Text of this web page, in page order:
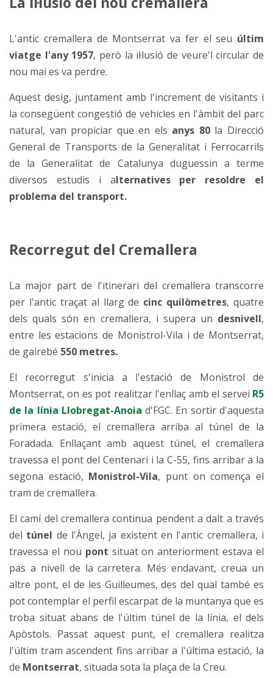
L'antic cremallera de Montserrat va fer el seu últim
viatge l'any 1957, però la il·lusió de veure'l circular de
nou mai es va perdre.
Aquest desig, juntament amb l'increment de visitants i
la consegüent congestió de vehicles en l'àmbit del parc
natural, van propiciar que en els anys 80la Direcció
General de Transports de la Generalitat i Ferrocarrils
de la Generalitat de Catalunya duguessin a terme
diversos estudis i alternatives per resoldre el
problema del transport.
Recorregut del Cremallera
La major part de l'itinerari del cremallera transcorre
per l'antic traçat al llarg de cinc quilòmetres, quatre
dels quals són en cremallera, i supera un desnivell,
entre les estacions de Monistrol-Vila i de Montserrat,
de gairebé 550 metres.
El recorregut s'inicia a l'estació de Monistrol de
Montserrat, on es pot realitzar l'enllaç amb el servei R5
de la línia Llobregat-Anoia d'FGC. En sortir d'aquesta
primera estació, el cremallera arriba al túnel de la
Foradada. Enllaçant amb aquest túnel, el cremallera
travessa el pont del Centenari i la C-55, fins arribar a la
segona estació, Monistrol-Vila, punt on comença el
tram de cremallera.
El camí del cremallera continua pendent a dalt a través
del túnel de l'Àngel, ja existent en l'antic cremallera, i
travessa el nou pont situat on anteriorment estava el
pas a nivell de la carretera. Més endavant, creua un
altre pont, el de les Guilleumes, des del qual també es
pot contemplar el perfil escarpat de la muntanya que es
troba situat abans de l'últim túnel de la línia, el dels
Apòstols. Passat aquest punt, el cremallera realitza
l'últim tram ascendent fins arribar a l'última estació, la
de Montserrat, situada sota la plaça de la Creu.